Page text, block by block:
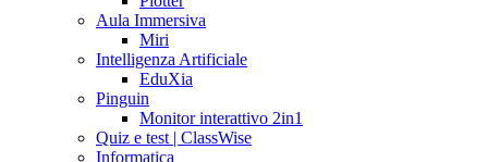
Aula Immersiva
Miri
Intelligenza Artificiale
EduXia
Pinguin
Monitor interattivo 2in1
Quiz e test | ClassWise
Informatica